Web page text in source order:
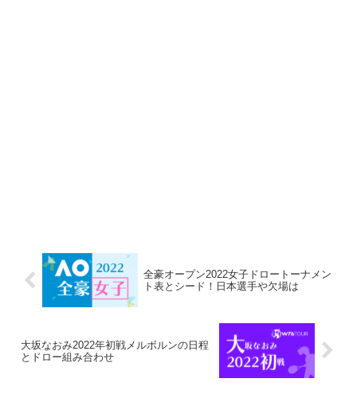
全豪オープン2022女子ドロートーナメン
ト表とシード！日本選手や欠場は
大坂なおみ2022年初戦メルボルンの日程
とドロー組み合わせ